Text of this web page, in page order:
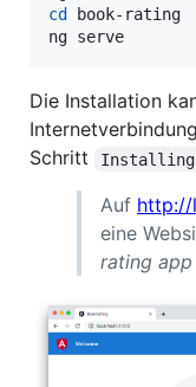
cd
book-rating
ng serve
Die Installation
Schritt
Installing
Auf http://
eine
rating